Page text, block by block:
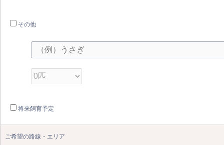
その他
将来飼育予定
ご希望の路線・エリア